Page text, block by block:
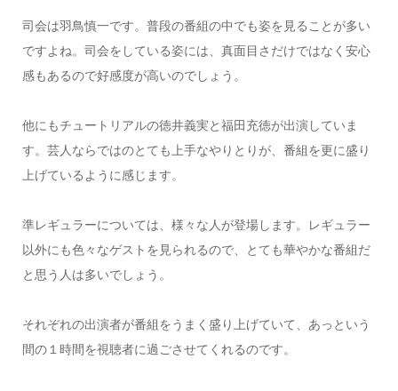
司会は羽鳥慎一です。普段の番組の中でも姿を見ることが多い
ですよね。司会をしている姿には、真面目さだけではなく安心
感もあるので好感度が高いのでしょう。
他にもチュートリアルの徳井義実と福田充徳が出演していま
す。芸人ならではのとても上手なやりとりが、番組を更に盛り
上げているように感じます。
準レギュラーについては、様々な人が登場します。レギュラー
以外にも色々なゲストを見られるので、とても華やかな番組だ
と思う人は多いでしょう。
それぞれの出演者が番組をうまく盛り上げていて、あっという
間の１時間を視聴者に過ごさせてくれるのです。